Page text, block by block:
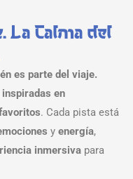
La Calma del
es parte del viaje.
en
. Cada pista está
y energía,
inmersiva para